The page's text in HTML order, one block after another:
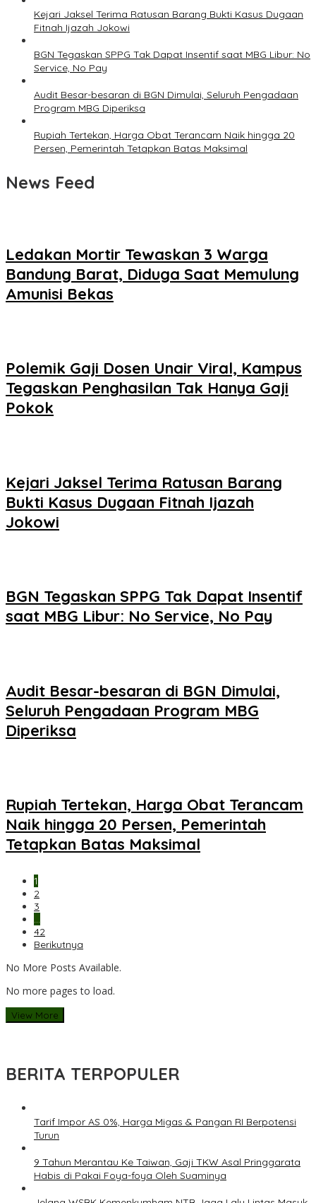
Kejari Jaksel Terima Ratusan Barang Bukti Kasus Dugaan
Fitnah Ijazah Jokowi
BGN Tegaskan SPPG Tak Dapat Insentif saat MBG Libur: No
Service, No Pay
Audit Besar-besaran di BGN Dimulai, Seluruh Pengadaan
Program MBG Diperiksa
Rupiah Tertekan, Harga Obat Terancam Naik hingga 20
Persen, Pemerintah Tetapkan Batas Maksimal
News Feed
Ledakan Mortir Tewaskan 3 Warga
Bandung Barat, Diduga Saat Memulung
Amunisi Bekas
Polemik Gaji Dosen Unair Viral, Kampus
Tegaskan Penghasilan Tak Hanya Gaji
Pokok
Kejari Jaksel Terima Ratusan Barang
Bukti Kasus Dugaan Fitnah Ijazah
Jokowi
BGN Tegaskan SPPG Tak Dapat Insentif
saat MBG Libur: No Service, No Pay
Audit Besar-besaran di BGN Dimulai,
Seluruh Pengadaan Program MBG
Diperiksa
Rupiah Tertekan, Harga Obat Terancam
Naik hingga 20 Persen, Pemerintah
Tetapkan Batas Maksimal
1
2
3
…
42
Berikutnya
No More Posts Available.
No more pages to load.
View More
BERITA TERPOPULER
Tarif Impor AS 0%, Harga Migas & Pangan RI Berpotensi
Turun
9 Tahun Merantau Ke Taiwan, Gaji TKW Asal Pringgarata
Habis di Pakai Foya-foya Oleh Suaminya